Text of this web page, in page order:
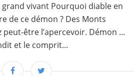
grand vivant Pourquoi diable en
de ce démon ? Des Monts
peut-être l’apercevoir. Démon ...
et le comprit...